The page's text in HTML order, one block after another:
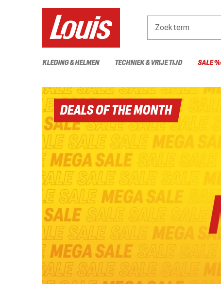
Zoekterm
KLEDING & HELMEN TECHNIEK & VRIJE TIJD SALE %
DEALS OF THE MONTH